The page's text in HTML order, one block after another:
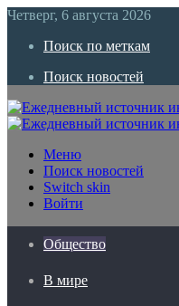
Четверг, 6 августа 2026
Поиск по меткам
Поиск новостей
Меню
Поиск новостей
Switch skin
Войти
Общество
В мире